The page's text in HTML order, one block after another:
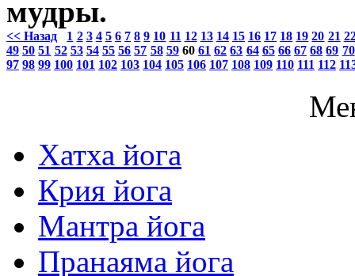
мудры.
<< Назад 1 2 3 4 5 6 7 8 9 10 11 12 13 14 15 16 17 18 19 20 21
49 50 51 52 53 54 55 56 57 58 59 60 61 62 63 64 65 66 67 68 69 70
97 98 99 100 101 102 103 104 105 106 107 108 109 110 111 112
Хатха йога
Крия йога
Мантра йога
Пранаяма йога